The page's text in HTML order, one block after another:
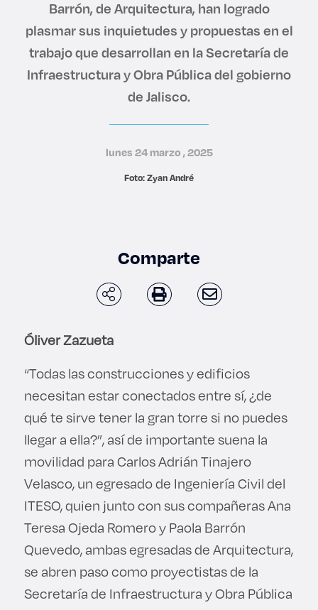
Carreras
Derecho
Barrón, de Arquitectura, han logrado
plasmar sus inquietudes y propuestas en el
trabajo que desarrollan en la Secretaría de
Infraestructura y Obra Pública del gobierno
de Jalisco.
lunes 24 marzo , 2025
Foto: Zyan André
Comparte
Óliver Zazueta
“Todas las construcciones y edificios
necesitan estar conectados entre sí, ¿de
qué te sirve tener la gran torre si no puedes
llegar a ella?”, así de importante suena la
movilidad para Carlos Adrián Tinajero
Velasco, un egresado de Ingeniería Civil del
ITESO, quien junto con sus compañeras Ana
Teresa Ojeda Romero y Paola Barrón
Quevedo, ambas egresadas de Arquitectura,
se abren paso como proyectistas de la
Secretaría de Infraestructura y Obra Pública